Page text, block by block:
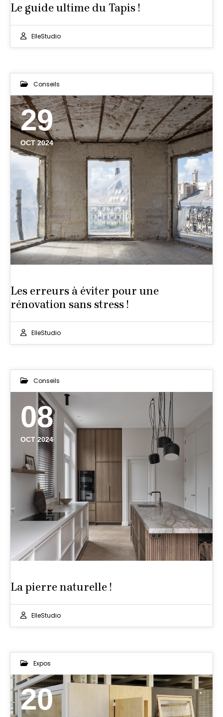
Le guide ultime du Tapis !
ElleStudio
Conseils
29
OCT 2024
Les erreurs à éviter pour une
rénovation sans stress !
ElleStudio
Conseils
08
OCT 2024
La pierre naturelle !
ElleStudio
Expos
20